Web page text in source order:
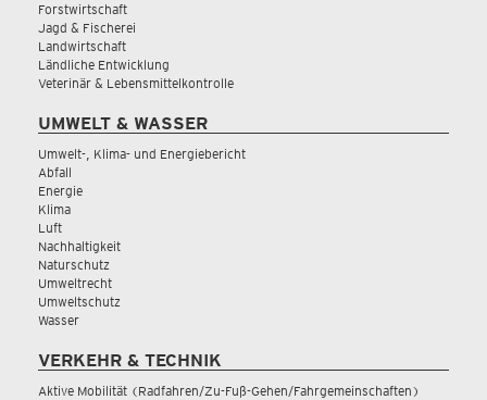
Forstwirtschaft
Jagd & Fischerei
Landwirtschaft
Ländliche Entwicklung
Veterinär & Lebensmittelkontrolle
UMWELT & WASSER
Umwelt-, Klima- und Energiebericht
Abfall
Energie
Klima
Luft
Nachhaltigkeit
Naturschutz
Umweltrecht
Umweltschutz
Wasser
VERKEHR & TECHNIK
Aktive Mobilität (Radfahren/Zu-Fuß-Gehen/Fahrgemeinschaften)